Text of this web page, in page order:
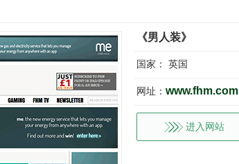
《男人装》
国家： 英国
网址： www.fhm.com
进入网站